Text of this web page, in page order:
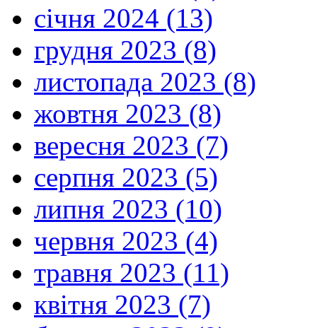
січня 2024 (13)
грудня 2023 (8)
листопада 2023 (8)
жовтня 2023 (8)
вересня 2023 (7)
серпня 2023 (5)
липня 2023 (10)
червня 2023 (4)
травня 2023 (11)
квітня 2023 (7)